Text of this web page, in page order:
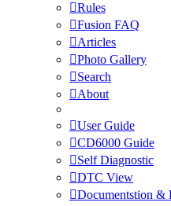
Rules
Fusion FAQ
Articles
Photo Gallery
Search
About
User Guide
CD6000 Guide
Self Diagnostic
DTC View
Documentstion &